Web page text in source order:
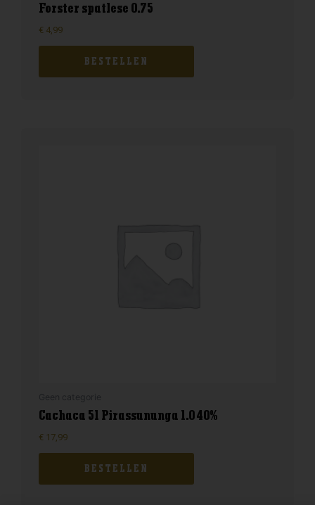
Forster spatlese 0.75
€ 4,99
BESTELLEN
Cachaca 51 Pirassununga 1.0 40%
€ 17,99
BESTELLEN